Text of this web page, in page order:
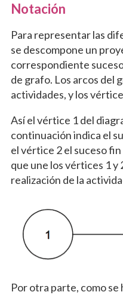
Notación
Para representar las
se descompone un
correspondiente
de grafo. Los arcos del
actividades, y los
Así el vértice 1 del
continuación indica el
el vértice 2 el suceso
que une los vértices 1
realización de la
Por otra parte, como se